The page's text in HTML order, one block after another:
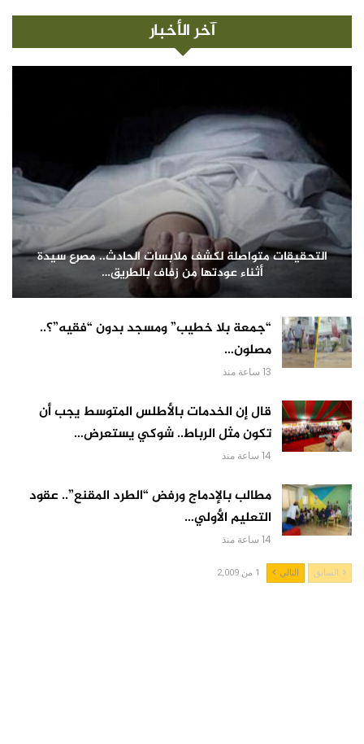
آخر الأخبار
التحقيقات متواصلة لكشف ملابسات الحادث.. مصرع سيدة
أثناء عودتها من زفاف بالطريق…
“جمعة بلا خطيب” ومسجد بدون “فقيه”؟..
مصلون…
13 ساعة منذ
قال إن الخدمات بالأطلس المتوسط يجب أن
تكون مثل الرباط.. شوكي يستعرض…
14 ساعة منذ
مطالب بالإدماج ورفض “الطرد المقنع”.. عقود
التعليم الأولي…
14 ساعة منذ
السابق التالي 1 من 2,009